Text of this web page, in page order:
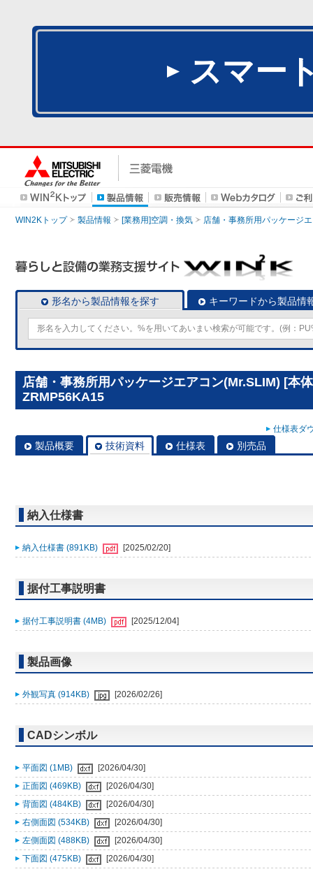
スマー
WIN2Kトップ 製品情報 [業務用]空調・換気 店舗・事務所用パッケージ
形名から製品情報を探す キーワードから製品情
店舗・事務所用パッケージエアコン(Mr.SLIM) [本
ZRMP56KA15
仕様表ダ
製品概要 技術資料 仕様表 別売品
納入仕様書
納入仕様書 (891KB) [2025/02/20]
据付工事説明書
据付工事説明書 (4MB) [2025/12/04]
製品画像
外観写真 (914KB) [2026/02/26]
CADシンボル
平面図 (1MB)
[2026/04/30]
正面図 (469KB)
[2026/04/30]
背面図 (484KB)
[2026/04/30]
右側面図 (534KB)
[2026/04/30]
左側面図 (488KB)
[2026/04/30]
下面図 (475KB)
[2026/04/30]